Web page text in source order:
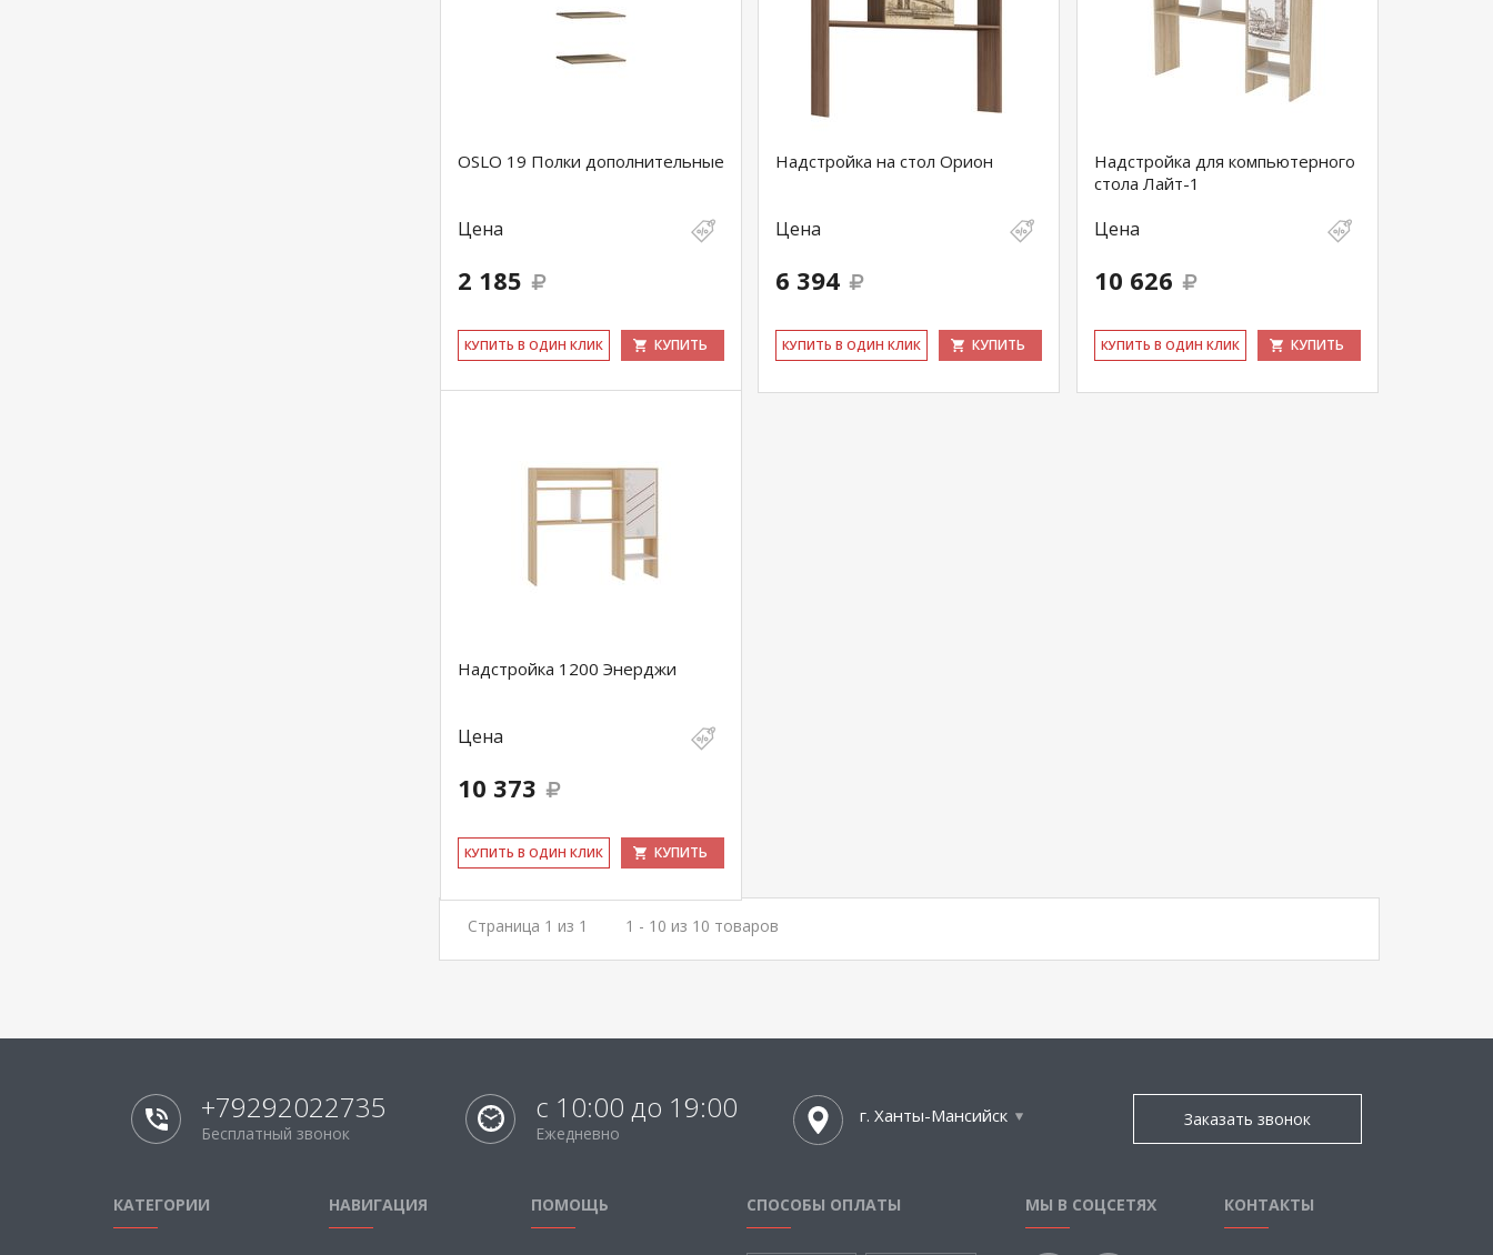
OSLO 19 Полки дополнительные
Цена
2 185
КУ­ПИТЬ В ОДИН КЛИК КУПИТЬ
Надстройка на стол Орион
Цена
6 394
КУ­ПИТЬ В ОДИН КЛИК КУПИТЬ
Надстройка для компьютерного
стола Лайт-1
Цена
10 626
КУ­ПИТЬ В ОДИН КЛИК КУПИТЬ
Надстройка 1200 Энерджи
Цена
10 373
КУ­ПИТЬ В ОДИН КЛИК КУПИТЬ
Страница 1 из 1 1 - 10 из 10 товаров
+79292022735
Бесплатный звонок
с 10:00 до 19:00
Ежедневно
г. Ханты-Мансийск Заказать звонок
КАТЕГОРИИ НАВИГАЦИЯ ПОМОЩЬ СПОСОБЫ ОПЛАТЫ МЫ В СОЦСЕТЯХ КОНТАКТЫ